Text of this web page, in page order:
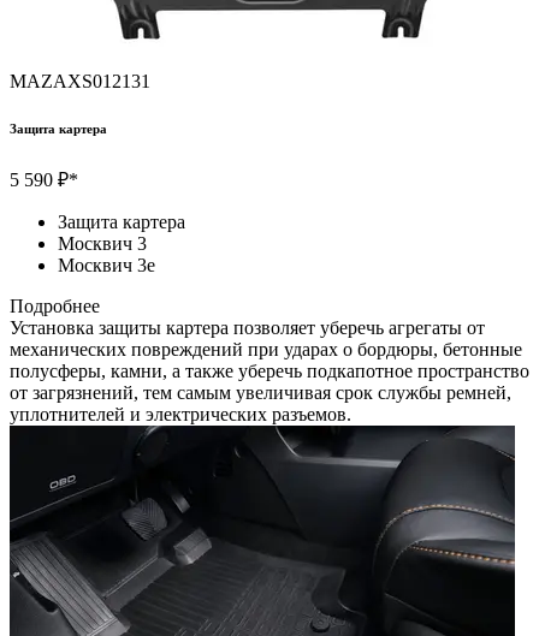
MAZAXS012131
Защита картера
5 590 ₽*
Защита картера
Москвич 3
Москвич 3e
Подробнее
Установка защиты картера позволяет уберечь агрегаты от
механических повреждений при ударах о бордюры, бетонные
полусферы, камни, а также уберечь подкапотное пространство
от загрязнений, тем самым увеличивая срок службы ремней,
уплотнителей и электрических разъемов.